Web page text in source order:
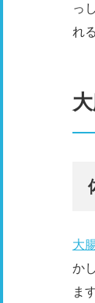
っ
れ
大
か
ま